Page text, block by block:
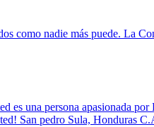
como nadie más puede. La
es una persona apasionada
San pedro Sula, Honduras